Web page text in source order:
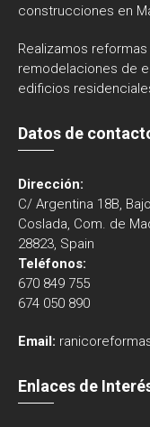
construcciones en
Realizamos
remodelaciones de
edificios
Datos de
Dirección:
C/ Argentina 18B,
Coslada, Com. de
28823, Spain
Teléfonos:
670 849 755
674 050 890
Email:
Enlaces de